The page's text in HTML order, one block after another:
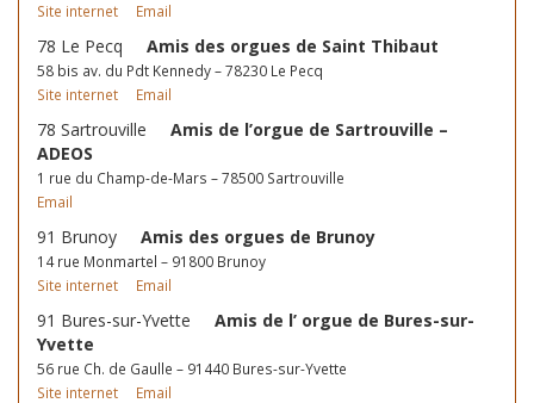
Site internet
Email
78 Le Pecq Amis des orgues de Saint Thibaut
58 bis av. du Pdt Kennedy – 78230 Le Pecq
Site internet
Email
78 Sartrouville Amis de l’orgue de Sartrouville –
ADEOS
1 rue du Champ-de-Mars – 78500 Sartrouville
Email
91 Brunoy Amis des orgues de Brunoy
14 rue Monmartel – 91800 Brunoy
Site internet
Email
91 Bures-sur-Yvette Amis de l’ orgue de Bures-sur-
Yvette
56 rue Ch. de Gaulle – 91440 Bures-sur-Yvette
Site internet
Email